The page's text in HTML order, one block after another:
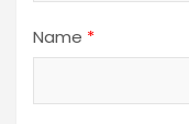
Name *